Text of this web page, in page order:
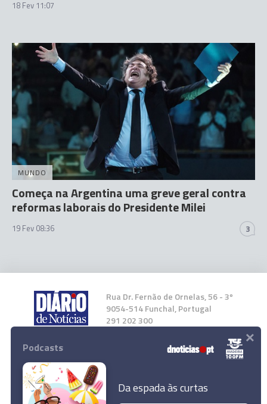
18 Fev 11:07
MUNDO
Começa na Argentina uma greve geral contra
reformas laborais do Presidente Milei
19 Fev 08:36 3
Rua Dr. Fernão de Ornelas, 56 - 3º
9054-514 Funchal, Portugal
291 202 300
Instale a nossa App
Podcasts
Da espada às curtas
×